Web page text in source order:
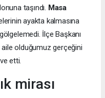
taşındı. Masa
ayakta kalmasına
İlçe Başkanı
aile olduğumuz gerçeğini
etti.
mirası